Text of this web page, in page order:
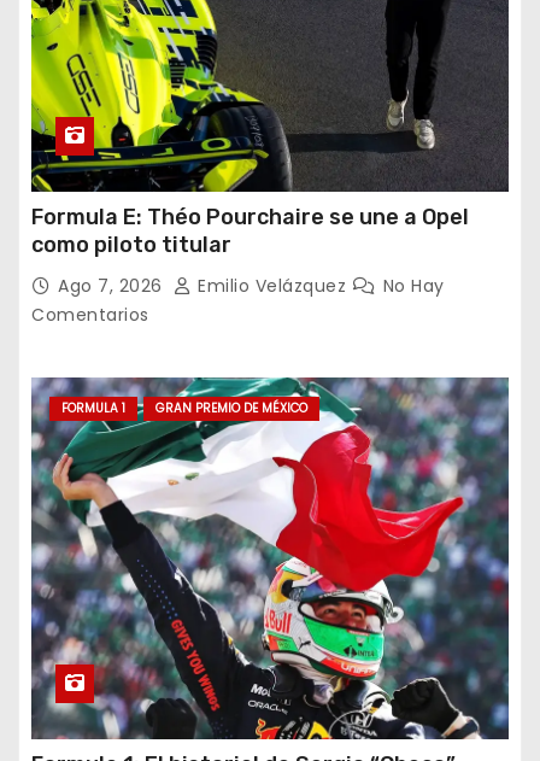
Formula E: Théo Pourchaire se une a Opel
como piloto titular
Ago 7, 2026 Emilio Velázquez
No Hay
Comentarios
FORMULA 1 GRAN PREMIO DE MÉXICO